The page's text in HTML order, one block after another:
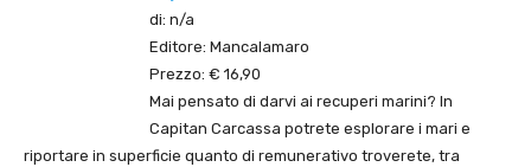
di: n/a
Editore: Mancalamaro
Prezzo: € 16,90
Mai pensato di darvi ai recuperi marini? In
Capitan Carcassa potrete esplorare i mari e
riportare in superficie quanto di remunerativo troverete, tra